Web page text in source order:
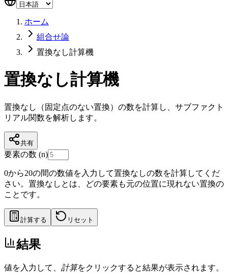
ホーム
組合せ論
置換なし計算機
置換なし計算機
置換なし（固定点のない置換）の数を計算し、サブファクト
リアル関数を解析します。
共有
要素の数 (n)
0から20の間の数値を入力して置換なしの数を計算してくだ
さい。置換なしとは、どの要素も元の位置に現れない置換の
ことです。
計算する リセット
結果
値を入力して、 計算をクリックすると結果が表示されます。